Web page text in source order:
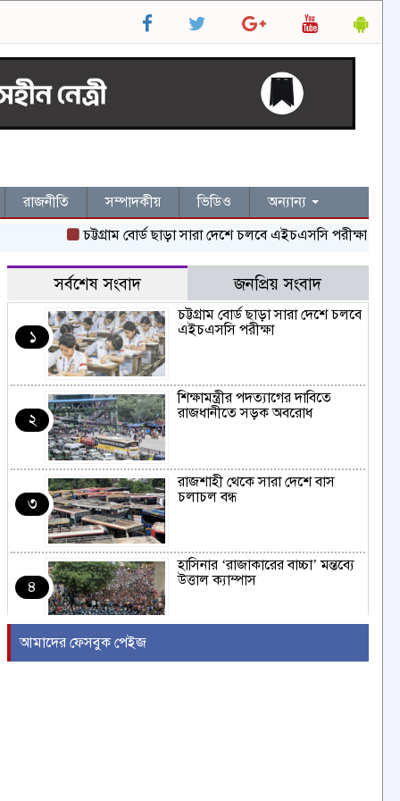
রাজনীতি সম্পাদকীয় ভিডিও
অন্যান্য
চট্টগ্রাম বোর্ড ছাড়া সারা দেশে চলবে এইচএসসি পরীক্ষা
সর্বশেষ সংবাদ জনপ্রিয় সংবাদ
১
চট্টগ্রাম বোর্ড ছাড়া সারা দেশে চলবে
এইচএসসি পরীক্ষা
২
শিক্ষামন্ত্রীর পদত্যাগের দাবিতে
রাজধানীতে সড়ক অবরোধ
৩
রাজশাহী থেকে সারা দেশে বাস
চলাচল বন্ধ
৪
হাসিনার ‘রাজাকারের বাচ্চা’ মন্তব্যে
উত্তাল ক্যাম্পাস
আজ বৈঠকে বসছেন ট্রাম্প
আমাদের ফেসবুক পেইজ